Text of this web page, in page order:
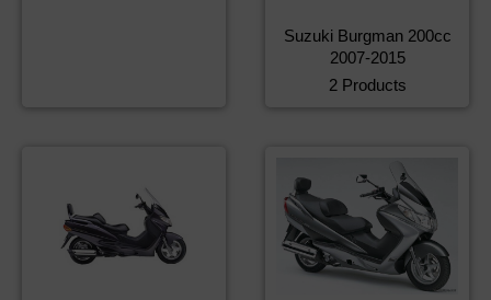
Suzuki Burgman 200cc
2007-2015
2 Products